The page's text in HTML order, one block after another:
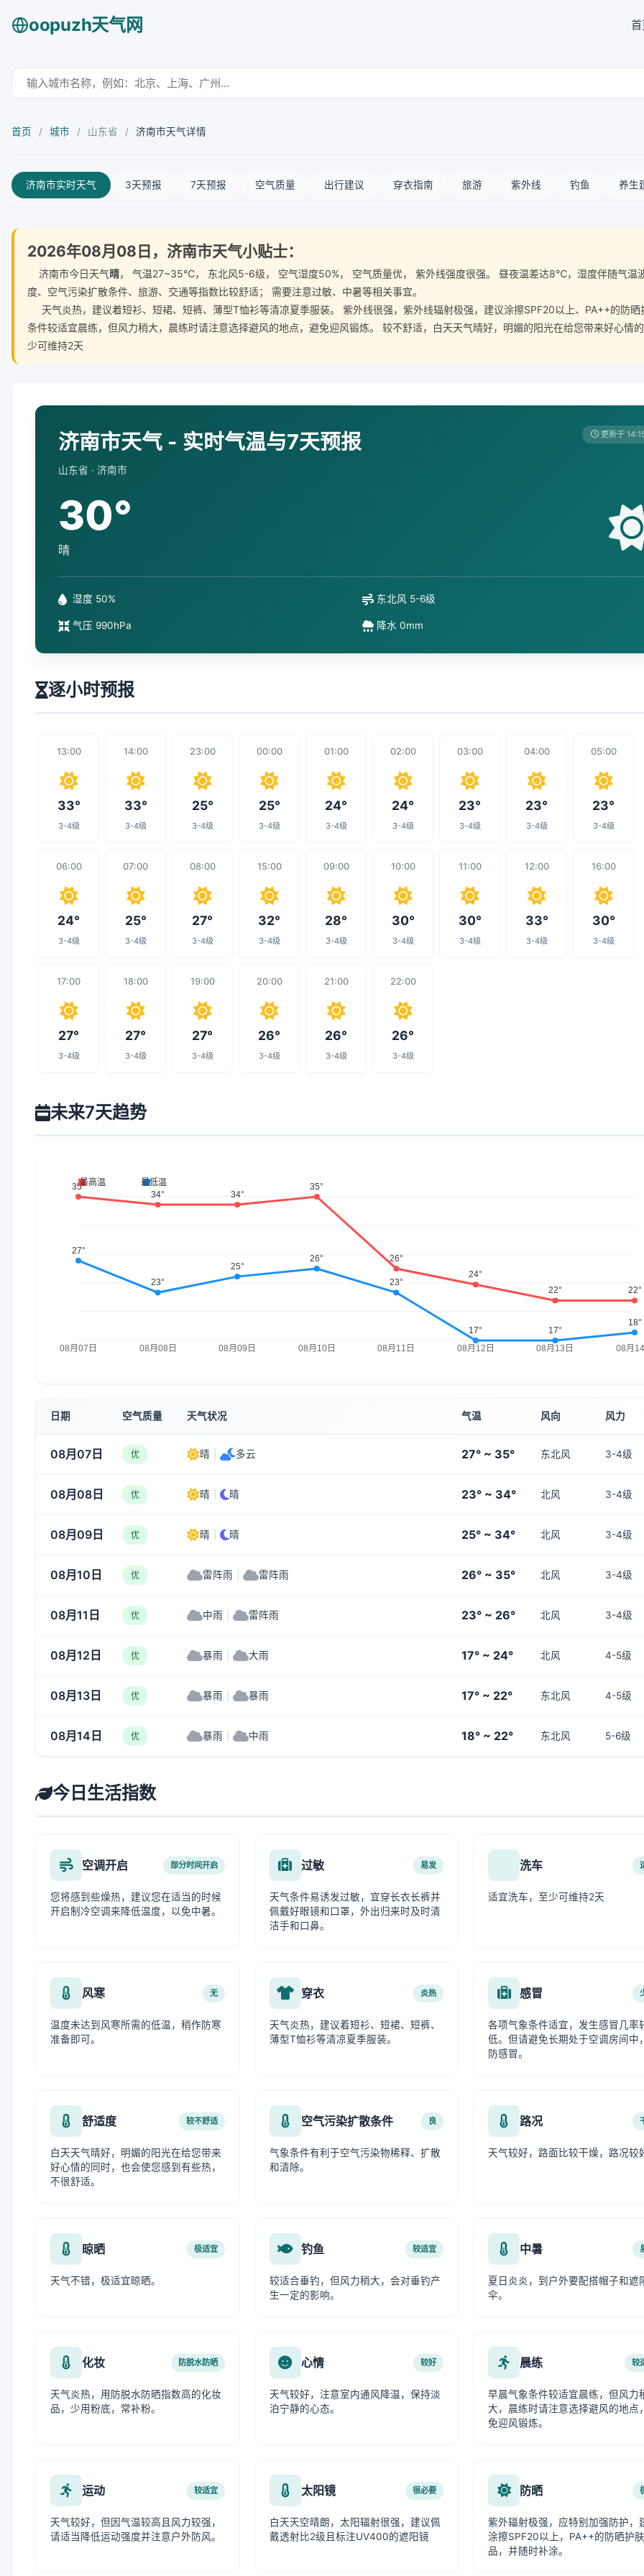
oopuzh天气网
首页 / 城市 / 山东省 / 济南市天气详情
济南市实时天气 3天预报 7天预报 空气质量 出行建议 穿衣指南 旅游 紫外线 钓鱼 养生
2026年08月08日，济南市天气小贴士：
济南市今日天气晴， 气温27~35℃， 东北风5-6级， 空气湿度50%， 空气质量优， 紫外线强度很强。 昼夜温差达8℃，湿度伴随气温
度、空气污染扩散条件、旅游、交通等指数比较舒适； 需要注意过敏、中暑等相关事宜。
天气炎热，建议着短衫、短裙、短裤、薄型T恤衫等清凉夏季服装。 紫外线很强，紫外线辐射极强，建议涂擦SPF20以上、PA++的防
条件较适宜晨练，但风力稍大，晨练时请注意选择避风的地点，避免迎风锻炼。 较不舒适，白天天气晴好，明媚的阳光在给您带来好心情
少可维持2天
济南市天气 - 实时气温与7天预报
山东省 · 济南市
更新于
30°
晴
湿度 50% 东北风 5-6级
气压 990hPa 降水 0mm
逐小时预报
13:00
33°
3-4级
14:00
33°
3-4级
23:00
25°
3-4级
00:00
25°
3-4级
01:00
24°
3-4级
02:00
24°
3-4级
03:00
23°
3-4级
04:00
23°
3-4级
05:00
23°
3-4级
06:00
24°
3-4级
07:00
25°
3-4级
08:00
27°
3-4级
15:00
32°
3-4级
09:00
28°
3-4级
10:00
30°
3-4级
11:00
30°
3-4级
12:00
33°
3-4级
16:00
30°
3-4级
17:00
27°
3-4级
18:00
27°
3-4级
19:00
27°
3-4级
20:00
26°
3-4级
21:00
26°
3-4级
22:00
26°
3-4级
未来7天趋势
日期 空气质量 天气状况 气温 风向 风力
08月07日 优 晴 多云 27° ~ 35° 东北风 3-4级
08月08日 优 晴 晴 23° ~ 34° 北风 3-4级
08月09日 优 晴 晴 25° ~ 34° 北风 3-4级
08月10日 优 雷阵雨 雷阵雨 26° ~ 35° 北风 3-4级
08月11日 优 中雨 雷阵雨 23° ~ 26° 北风 3-4级
08月12日 优 暴雨 大雨 17° ~ 24° 北风 4-5级
08月13日 优 暴雨 暴雨 17° ~ 22° 东北风 4-5级
08月14日 优 暴雨 中雨 18° ~ 22° 东北风 5-6级
今日生活指数
空调开启 部分时间开启
您将感到些燥热，建议您在适当的时候
开启制冷空调来降低温度，以免中暑。
过敏 易发
天气条件易诱发过敏，宜穿长衣长裤并
佩戴好眼镜和口罩，外出归来时及时清
洁手和口鼻。
洗车
适宜洗车，至少可维持2天
风寒 无
温度未达到风寒所需的低温，稍作防寒
准备即可。
穿衣 炎热
天气炎热，建议着短衫、短裙、短裤、
薄型T恤衫等清凉夏季服装。
感冒
各项气象条件适宜，发生感冒几率
低。但请避免长期处于空调房间中
防感冒。
舒适度 较不舒适
白天天气晴好，明媚的阳光在给您带来
好心情的同时，也会使您感到有些热，
不很舒适。
空气污染扩散条件 良
气象条件有利于空气污染物稀释、扩散
和清除。
路况
天气较好，路面比较干燥，路况较
晾晒 极适宜
天气不错，极适宜晾晒。
钓鱼 较适宜
较适合垂钓，但风力稍大，会对垂钓产
生一定的影响。
中暑
夏日炎炎，到户外要配搭帽子和遮
伞。
化妆 防脱水防晒
天气炎热，用防脱水防晒指数高的化妆
品，少用粉底，常补粉。
心情 较好
天气较好，注意室内通风降温，保持淡
泊宁静的心态。
晨练 较
早晨气象条件较适宜晨练，但风力
大，晨练时请注意选择避风的地点
免迎风锻炼。
运动 较适宜
天气较好，但因气温较高且风力较强，
请适当降低运动强度并注意户外防风。
太阳镜 很必要
白天天空晴朗，太阳辐射很强，建议佩
戴透射比2级且标注UV400的遮阳镜
防晒
紫外辐射极强，应特别加强防护，
涂擦SPF20以上，PA++的防晒护
品，并随时补涂。